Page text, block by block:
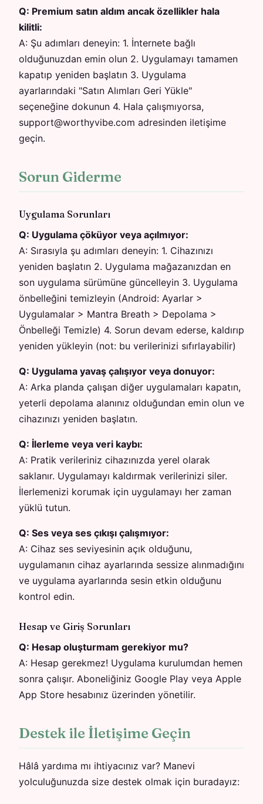
Q: Premium satın aldım ancak özellikler hala
kilitli:
A: Şu adımları deneyin: 1. İnternete bağlı
olduğunuzdan emin olun 2. Uygulamayı tamamen
kapatıp yeniden başlatın 3. Uygulama
ayarlarındaki "Satın Alımları Geri Yükle"
seçeneğine dokunun 4. Hala çalışmıyorsa,
support@worthyvibe.com adresinden iletişime
geçin.
Sorun Giderme
Uygulama Sorunları
Q: Uygulama çöküyor veya açılmıyor:
A: Sırasıyla şu adımları deneyin: 1. Cihazınızı
yeniden başlatın 2. Uygulama mağazanızdan en
son uygulama sürümüne güncelleyin 3. Uygulama
önbelleğini temizleyin (Android: Ayarlar >
Uygulamalar > Mantra Breath > Depolama >
Önbelleği Temizle) 4. Sorun devam ederse, kaldırıp
yeniden yükleyin (not: bu verilerinizi sıfırlayabilir)
Q: Uygulama yavaş çalışıyor veya donuyor:
A: Arka planda çalışan diğer uygulamaları kapatın,
yeterli depolama alanınız olduğundan emin olun ve
cihazınızı yeniden başlatın.
Q: İlerleme veya veri kaybı:
A: Pratik verileriniz cihazınızda yerel olarak
saklanır. Uygulamayı kaldırmak verilerinizi siler.
İlerlemenizi korumak için uygulamayı her zaman
yüklü tutun.
Q: Ses veya ses çıkışı çalışmıyor:
A: Cihaz ses seviyesinin açık olduğunu,
uygulamanın cihaz ayarlarında sessize alınmadığını
ve uygulama ayarlarında sesin etkin olduğunu
kontrol edin.
Hesap ve Giriş Sorunları
Q: Hesap oluşturmam gerekiyor mu?
A: Hesap gerekmez! Uygulama kurulumdan hemen
sonra çalışır. Aboneliğiniz Google Play veya Apple
App Store hesabınız üzerinden yönetilir.
Destek ile İletişime Geçin
Hâlâ yardıma mı ihtiyacınız var? Manevi
yolculuğunuzda size destek olmak için buradayız: